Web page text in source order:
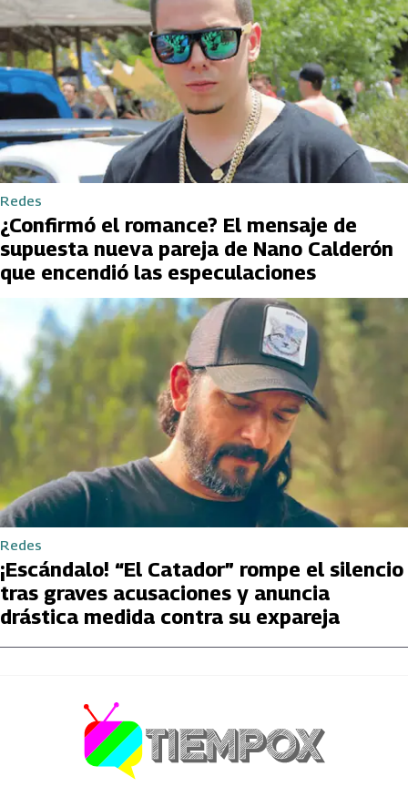
Redes
¿Confirmó el romance? El mensaje de
supuesta nueva pareja de Nano Calderón
que encendió las especulaciones
Redes
¡Escándalo! “El Catador” rompe el silencio
tras graves acusaciones y anuncia
drástica medida contra su expareja